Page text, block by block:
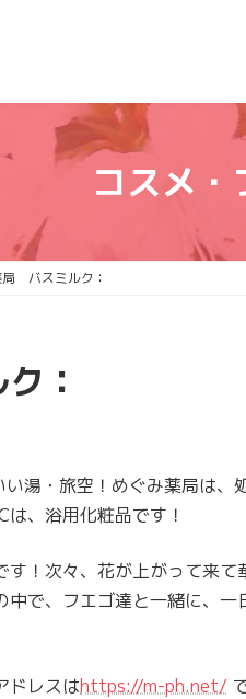
コスメ・
局 バスミルク：
：
湯・旅空！めぐみ薬局は、
、浴用化粧品です！
！次々、花が上がって来
で、フエゴ達と一緒に、一
ドレスはhttps://m-ph.net/